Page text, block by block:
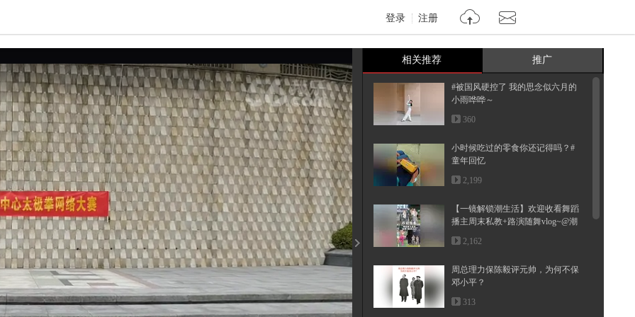
登录 注册
亮度
饱和度 100
相关推荐 推广
#被国风硬控了 我的思念似六月的
小雨哗哗～
360
小时候吃过的零食你还记得吗？#
童年回忆
2,199
【一镜解锁潮生活】欢迎收看舞蹈
播主周末私教+路演随舞vlog~@潮
流...
2,162
周总理力保陈毅评元帅，为何不保
邓小平？
313